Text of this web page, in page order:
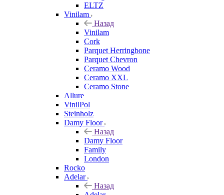
ELTZ
Vinilam
Назад
Vinilam
Cork
Parquet Herringbone
Parquet Chevron
Ceramo Wood
Ceramo XXL
Ceramo Stone
Allure
VinilPol
Steinholz
Damy Floor
Назад
Damy Floor
Family
London
Rocko
Adelar
Назад